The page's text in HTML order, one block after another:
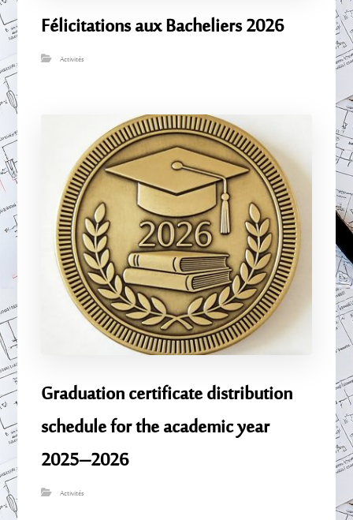
Félicitations aux Bacheliers 2026
Activités
Graduation certificate distribution
schedule for the academic year
2025–2026
Activités